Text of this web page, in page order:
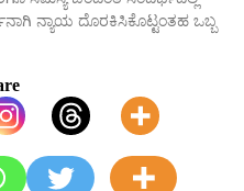
ನ್ಯಾಯ ದೊರಕಿಸಿಕೊಟ್ಟಂತಹ ಒಬ್ಬ